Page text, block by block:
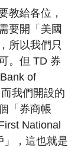
教給各位，
要開「美國
所以我們只
。但 TD 券
of
我們開設的
「券商帳
National
」，這也就是